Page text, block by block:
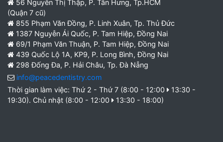
56 Nguyễn Thị Thập, P. Tân Hưng, Tp.HCM
(Quận 7 cũ)
855 Phạm Văn Đồng, P. Linh Xuân, Tp. Thủ Đức
1387 Nguyễn Ái Quốc, P. Tam Hiệp, Đồng Nai
69/1 Phạm Văn Thuận, P. Tam Hiệp, Đồng Nai
439 Quốc Lộ 1A, KP9, P. Long Bình, Đồng Nai
298 Đống Đa, P. Hải Châu, Tp. Đà Nẵng
info@peacedentistry.com
Thời gian làm việc: Thứ 2 - Thứ 7 (8:00 - 12:00
13:30 -
19:30). Chủ nhật (8:00 - 12:00
13:30 - 18:00)